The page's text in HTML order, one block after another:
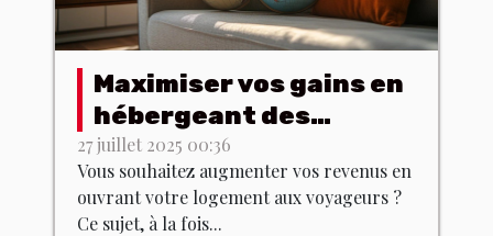
Maximiser vos gains en
hébergeant des
voyageurs : stratégies
et astuces
27 juillet 2025 00:36
Vous souhaitez augmenter vos revenus en
ouvrant votre logement aux voyageurs ?
Ce sujet, à la fois...